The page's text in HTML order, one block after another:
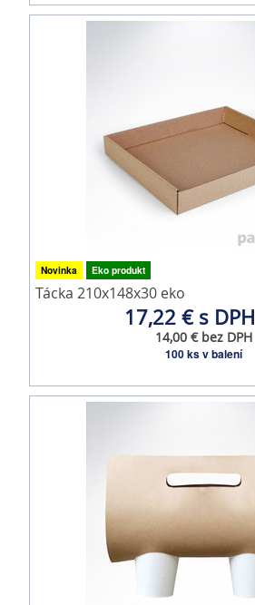
Novinka Eko produkt
Tácka 210x148x30 eko
17,22 € s DPH
14,00 € bez DPH
100 ks v balení